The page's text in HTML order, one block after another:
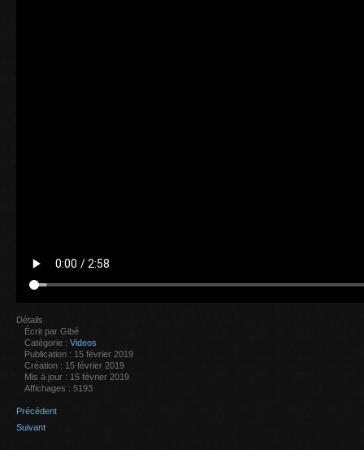
Détails
Écrit par Gibé
Catégorie : Videos
Publication : 15 février 2019
Création : 15 février 2019
Mis à jour : 15 février 2019
Affichages : 5193
Précédent
Suivant